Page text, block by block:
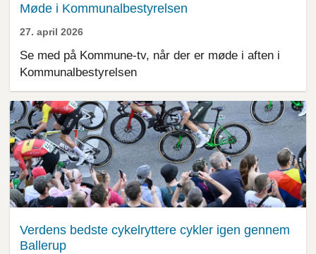
Møde i Kommunalbestyrelsen
27. april 2026
Se med på Kommune-tv, når der er møde i aften i
Kommunalbestyrelsen
Verdens bedste cykelryttere cykler igen gennem
Ballerup